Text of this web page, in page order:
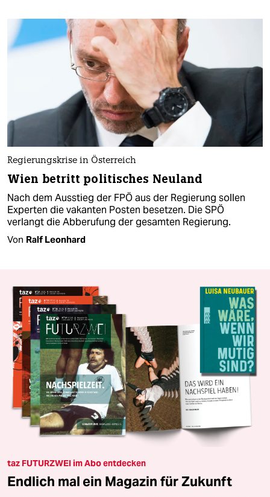
Regierungskrise in Österreich
Wien betritt politisches Neuland
Nach dem Ausstieg der FPÖ aus der Regierung sollen
Experten die vakanten Posten besetzen. Die SPÖ
verlangt die Abberufung der gesamten Regierung.
Von Ralf Leonhard
taz FUTURZWEI im Abo entdecken
Endlich mal ein Magazin für Zukunft